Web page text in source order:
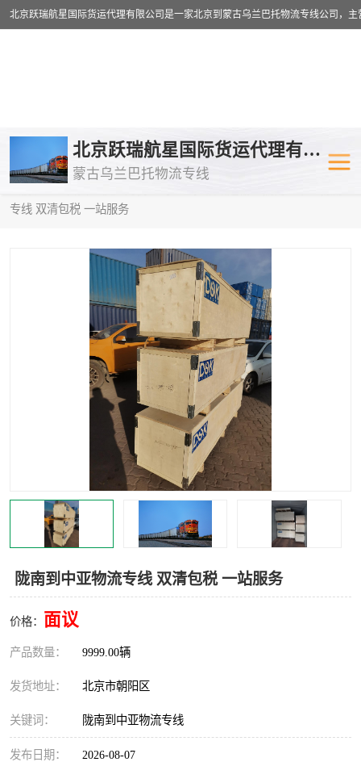
北京跃瑞航星国际货运代理有限公司
蒙古乌兰巴托物流专线
专线 双清包税 一站服务
陇南到中亚物流专线 双清包税 一站服务
价格： 面议
产品数量： 9999.00辆
发货地址： 北京市朝阳区
关键词： 陇南到中亚物流专线
发布日期： 2026-08-07
乌兰巴托物流专线 乌兰巴托铁
乌兰巴托公路运输
中欧班列
蒙古乌兰巴托双清包税
蒙古乌兰巴托空运专线
蒙古乌兰巴托汽运专线
中亚铁路运输